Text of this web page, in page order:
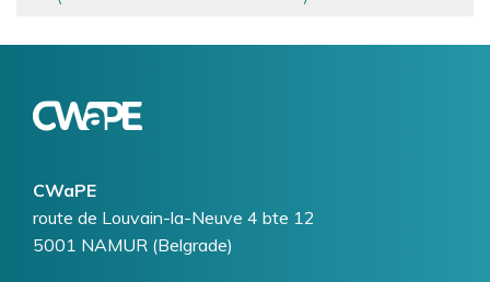
CWaPE
Addresse
route de Louvain-la-Neuve 4 bte 12
5001 NAMUR (Belgrade)